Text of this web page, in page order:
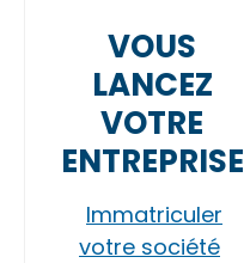
VOUS
LANCEZ
VOTRE
ENTREPRISE
Immatriculer
votre société